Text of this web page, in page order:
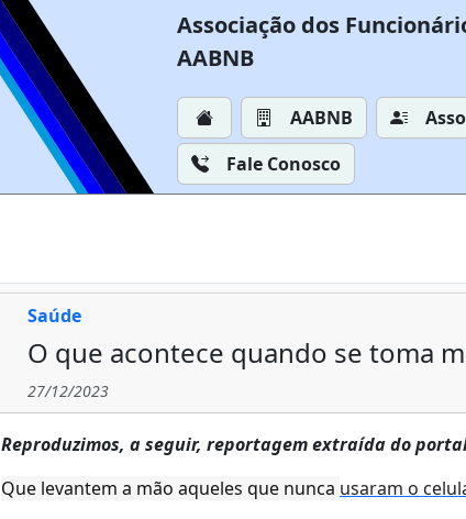
Associação dos
AABNB
AABNB
Fale Conosco
Saúde
O que acontece quando se toma
27/12/2023
Reproduzimos, a seguir, reportagem extraída do
Que levantem a mão aqueles que nunca usaram o